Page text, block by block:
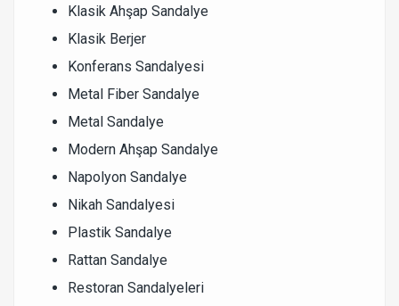
Klasik Ahşap Sandalye
Klasik Berjer
Konferans Sandalyesi
Metal Fiber Sandalye
Metal Sandalye
Modern Ahşap Sandalye
Napolyon Sandalye
Nikah Sandalyesi
Plastik Sandalye
Rattan Sandalye
Restoran Sandalyeleri